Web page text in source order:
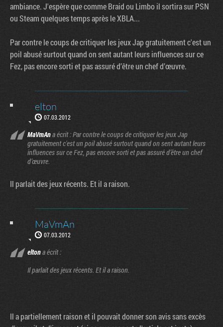
ambiance. J'espère que comme Braid ou Limbo il sortira sur PSN
ou Steam quelques temps après le XBLA...
Par contre le coups de critiquer les jeux Jap gratuitement c'est un
poil abusé surtout quand on sent autant leurs influences sur ce
Fez, pas encore sorti et pas assuré d’être un chef d’œuvre.
elton
07.03.2012
MaVmAna écrit : Par contre le coups de critiquer les jeux Jap
gratuitement c'est un poil abusé surtout quand on sent autant leurs
influences sur ce Fez, pas encore sorti et pas assuré d’être un chef
d’œuvre.
Il parlait des jeux récents. Et il a raison.
MaVmAn
07.03.2012
eltona écrit :
Il parlait des jeux récents. Et il a raison.
Il a partiellement raison et il pouvait donner son avis sans excès